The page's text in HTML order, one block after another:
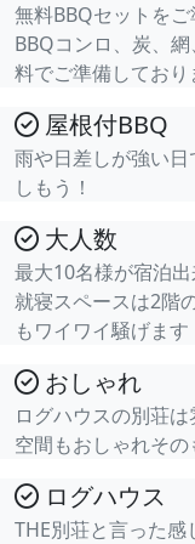
無料BBQセットをご
BBQコンロ、炭、
料でご準備しており
屋根付BBQ
雨や日差しが強い
しもう！
大人数
最大10名様が宿泊出
就寝スペースは2階
もワイワイ騒げます
おしゃれ
ログハウスの別荘
空間もおしゃれその
ログハウス
THE別荘と言った感